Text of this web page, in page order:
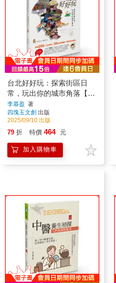
台北好好玩：探索街區日
常，玩出你的城市角落【暢
銷修訂版】
李慕盈 著
四塊玉文創 出版
2025/09/10 出版
79 折 特價 464 元
加入購物車